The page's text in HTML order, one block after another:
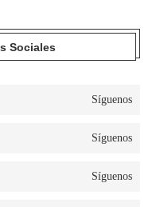
Sociales
Síguenos
Síguenos
Síguenos